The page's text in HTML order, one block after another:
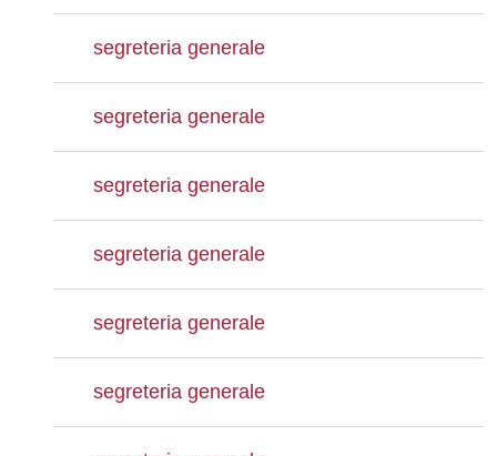
segreteria generale
segreteria generale
segreteria generale
segreteria generale
segreteria generale
segreteria generale